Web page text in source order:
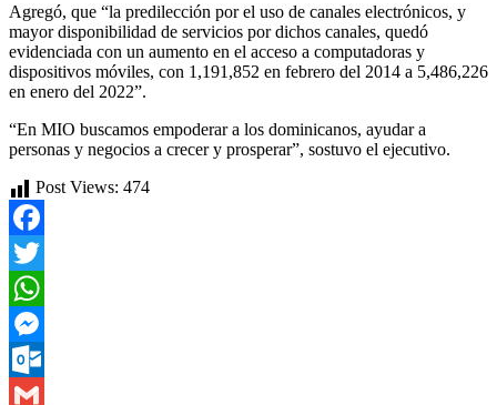
Agregó, que “la predilección por el uso de canales electrónicos, y
mayor disponibilidad de servicios por dichos canales, quedó
evidenciada con un aumento en el acceso a computadoras y
dispositivos móviles, con 1,191,852 en febrero del 2014 a 5,486,226
en enero del 2022”.
“En MIO buscamos empoderar a los dominicanos, ayudar a
personas y negocios a crecer y prosperar”, sostuvo el ejecutivo.
Post Views: 474
Facebook
Twitter
WhatsApp
Messenger
Outlook.com